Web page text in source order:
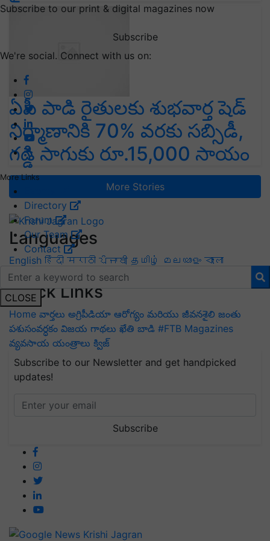
Subscribe to our print & digital magazines now
Subscribe
We're social. Connect with us on:
More Links
Directory
Forum
Our Team
Contact
CLOSE
ఏపీ పాడి రైతులకు శుభవార్త షెడ్
నిర్మాణానికి 70% వరకు సబ్సిడీ,
గడ్డి సాగుకు రూ.15,000 సాయం
More Stories
Languages
English हिंदी मराठी ਪੰਜਾਬੀ தமிழ் മലയാളം বাংলা
ಕನ್ನಡଓଡିଆ অসমীয়া ગુજરાતી
Quick Links
Home వార్తలు అగ్రిపీడియా ఆరోగ్యం మరియు జీవనశైలి జంతు
పశుసంవర్ధకం విజయ గాథలు ఖేతి బాడి #FTB Magazines
వ్యవసాయ యంత్రాలు క్విజ్
Subscribe to our Newsletter and get handpicked
updates!
Subscribe